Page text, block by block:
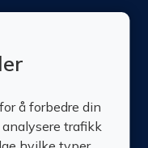
å forbedre din
trafikk